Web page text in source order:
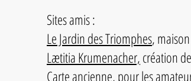
Sites amis :
Le Jardin des Triomphes,
Lætitia Krumenacher,création
Carte ancienne, pour les